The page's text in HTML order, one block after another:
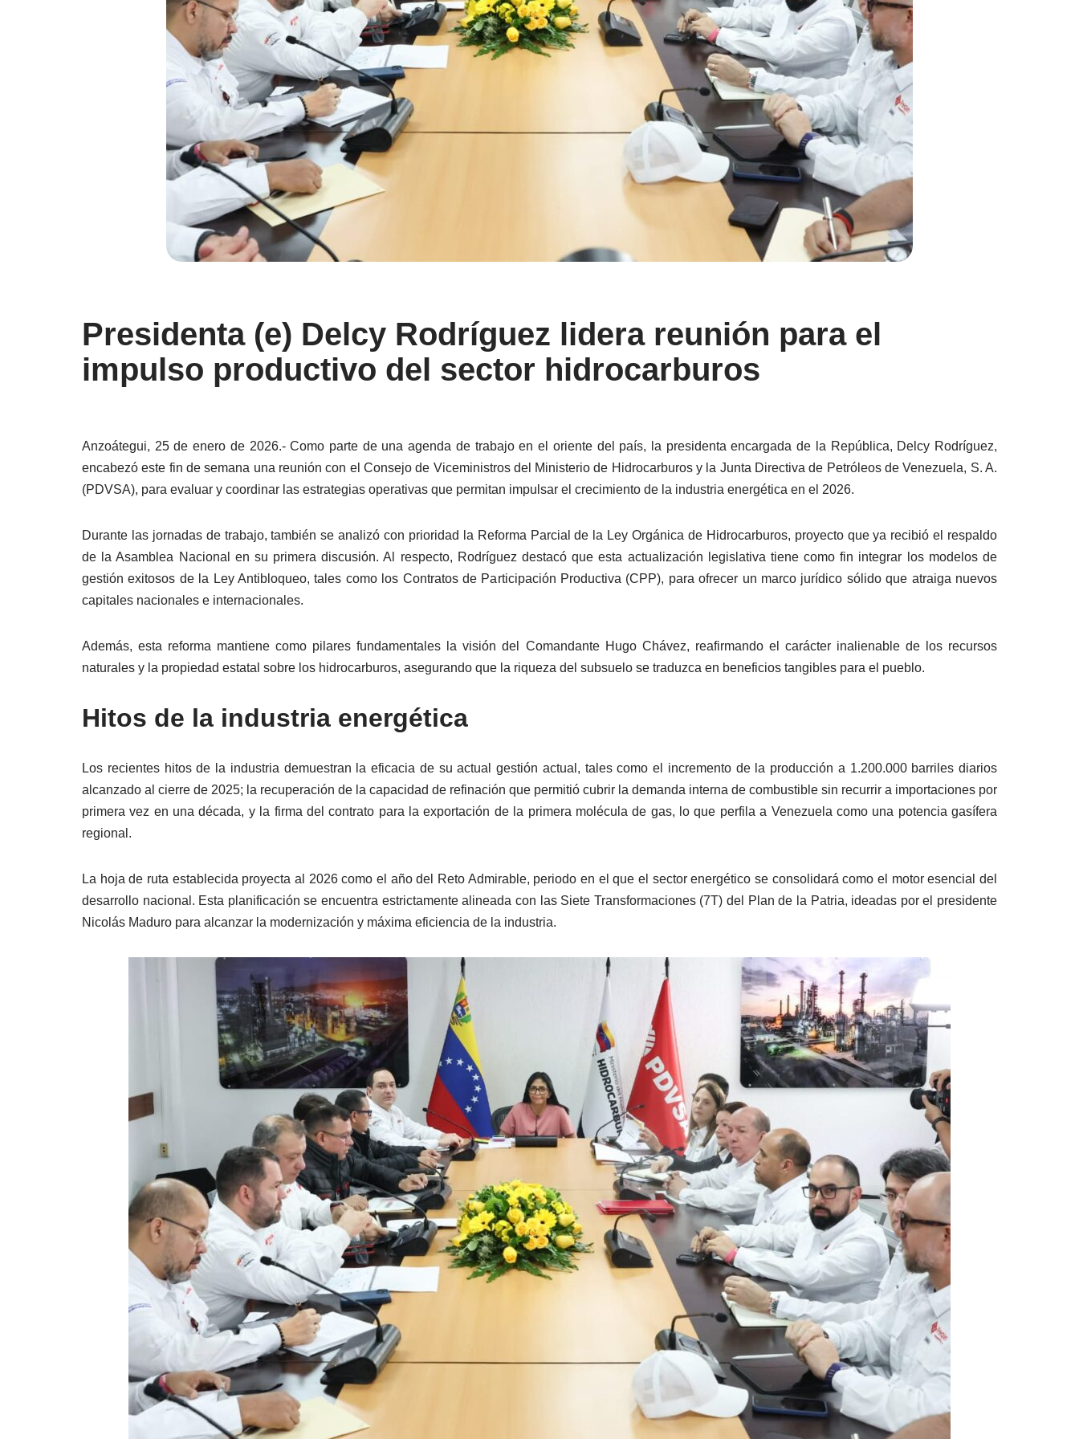
Presidenta (e) Delcy Rodríguez lidera reunión para el
impulso productivo del sector hidrocarburos
Anzoátegui, 25 de enero de 2026.- Como parte de una agenda de trabajo en el oriente del país, la presidenta encargada de la República, Delcy Rodríguez,
encabezó este fin de semana una reunión con el Consejo de Viceministros del Ministerio de Hidrocarburos y la Junta Directiva de Petróleos de Venezuela, S. A.
(PDVSA), para evaluar y coordinar las estrategias operativas que permitan impulsar el crecimiento de la industria energética en el 2026.
Durante las jornadas de trabajo, también se analizó con prioridad la Reforma Parcial de la Ley Orgánica de Hidrocarburos, proyecto que ya recibió el respaldo
de la Asamblea Nacional en su primera discusión. Al respecto, Rodríguez destacó que esta actualización legislativa tiene como fin integrar los modelos de
gestión exitosos de la Ley Antibloqueo, tales como los Contratos de Participación Productiva (CPP), para ofrecer un marco jurídico sólido que atraiga nuevos
capitales nacionales e internacionales.
Además, esta reforma mantiene como pilares fundamentales la visión del Comandante Hugo Chávez, reafirmando el carácter inalienable de los recursos
naturales y la propiedad estatal sobre los hidrocarburos, asegurando que la riqueza del subsuelo se traduzca en beneficios tangibles para el pueblo.
Hitos de la industria energética
Los recientes hitos de la industria demuestran la eficacia de su actual gestión actual, tales como el incremento de la producción a 1.200.000 barriles diarios
alcanzado al cierre de 2025; la recuperación de la capacidad de refinación que permitió cubrir la demanda interna de combustible sin recurrir a importaciones por
primera vez en una década, y la firma del contrato para la exportación de la primera molécula de gas, lo que perfila a Venezuela como una potencia gasífera
regional.
La hoja de ruta establecida proyecta al 2026 como el año del Reto Admirable, periodo en el que el sector energético se consolidará como el motor esencial del
desarrollo nacional. Esta planificación se encuentra estrictamente alineada con las Siete Transformaciones (7T) del Plan de la Patria, ideadas por el presidente
Nicolás Maduro para alcanzar la modernización y máxima eficiencia de la industria.